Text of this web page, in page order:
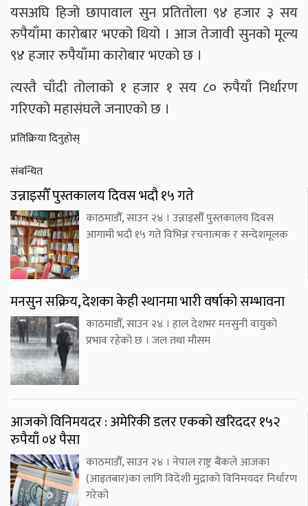
यसअघि हिजो छापावाल सुन प्रतितोला ९४ हजार ३ सय
रुपैयाँमा कारोबार भएको थियो । आज तेजावी सुनको मूल्य
९४ हजार रुपैयाँमा कारोबार भएको छ ।
त्यस्तै चाँदी तोलाको १ हजार १ सय ८० रुपैयाँ निर्धारण
गरिएको महासंघले जनाएको छ ।
प्रतिक्रिया दिनुहोस्
संबन्धित
उन्नाइसौँ पुस्तकालय दिवस भदौ १५ गते
काठमाडौँ, साउन २४ । उन्नाइसौँ पुस्तकालय दिवस
आगामी भदौ १५ गते विभिन्न रचनात्मक र सन्देशमूलक
मनसुन सक्रिय, देशका केही स्थानमा भारी वर्षाको सम्भावना
काठमाडौँ, साउन २४ । हाल देशभर मनसुनी वायुको
प्रभाव रहेको छ । जल तथा मौसम
आजको विनिमयदर : अमेरिकी डलर एकको खरिददर १५२
रुपैयाँ ०४ पैसा
काठमाडौँ, साउन २४ । नेपाल राष्ट्र बैंकले आजका
(आइतबार)का लागि विदेशी मुद्राको विनिमयदर निर्धारण
गरेको